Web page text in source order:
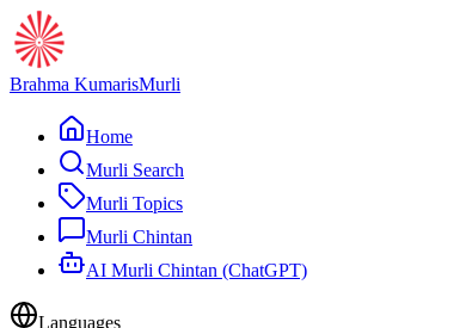
Brahma KumarisMurli
Home
Murli Search
Murli Topics
Murli Chintan
AI Murli Chintan (ChatGPT)
Languages